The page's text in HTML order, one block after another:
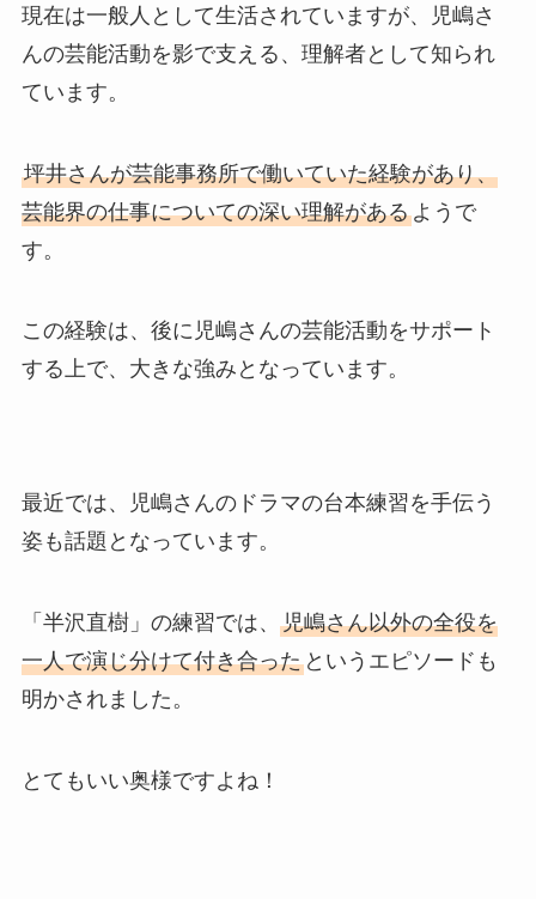
現在は一般人として生活されていますが、児嶋さ
んの芸能活動を影で支える、理解者として知られ
ています。
坪井さんが芸能事務所で働いていた経験があり、
芸能界の仕事についての深い理解があるようで
す。
この経験は、後に児嶋さんの芸能活動をサポート
する上で、大きな強みとなっています。
最近では、児嶋さんのドラマの台本練習を手伝う
姿も話題となっています。
「半沢直樹」の練習では、 児嶋さん以外の全役を
一人で演じ分けて付き合ったというエピソードも
明かされました。
とてもいい奥様ですよね！